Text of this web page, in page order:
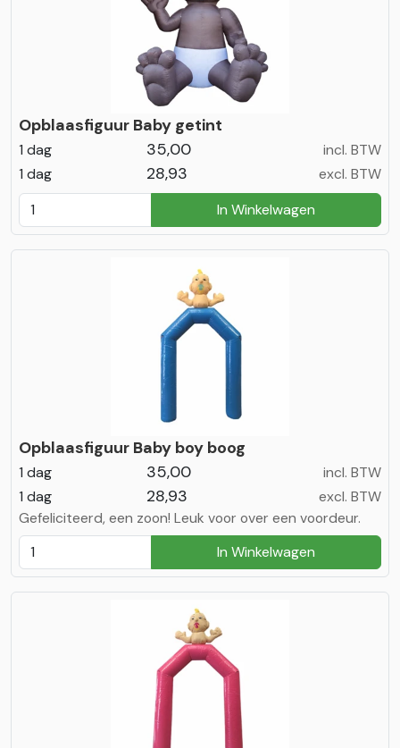
Opblaasfiguur Baby getint
1 dag 35,00
incl. BTW
1 dag
28,93
excl. BTW
In Winkelwagen
Opblaasfiguur Baby boy boog
1 dag 35,00
incl. BTW
1 dag
28,93
excl. BTW
Gefeliciteerd, een zoon! Leuk voor over een voordeur.
In Winkelwagen